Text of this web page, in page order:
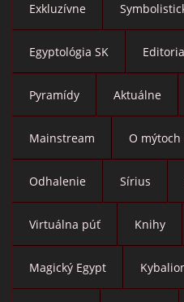
Exkluzívne
Egyptológia SK
Pyramídy Aktuálne
Mainstream O
Odhalenie Sírius
Virtuálna púť Knihy
Magický Egypt